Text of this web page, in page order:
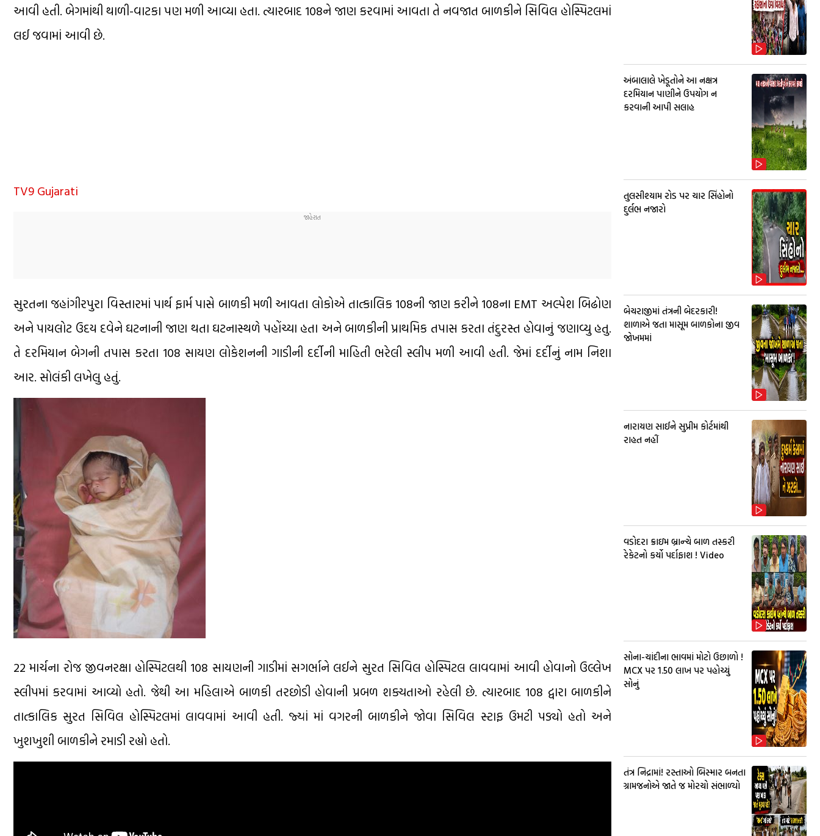
આવી હતી. બેગમાંથી થાળી-વાટકા પણ મળી આવ્યા હતા. ત્યારબાદ 108ને જાણ કરવામાં આવતા તે નવજાત બાળકીને સિવિલ હોસ્પિટલમાં
લઈ જવામાં આવી છે.
TV9 Gujarati
સુરતના જહાંગીરપુરા વિસ્તારમાં પાર્થ ફાર્મ પાસે બાળકી મળી આવતા લોકોએ તાત્કાલિક 108ની જાણ કરીને 108ના EMT અલ્પેશ બિઢોણ
અને પાયલોટ ઉદય દવેને ઘટનાની જાણ થતા ઘટનાસ્થળે પહોંચ્યા હતા અને બાળકીની પ્રાથમિક તપાસ કરતા તંદુરસ્ત હોવાનું જણાવ્યુ હતુ.
તે દરમિયાન બેગની તપાસ કરતા 108 સાયણ લોકેશનની ગાડીની દર્દીની માહિતી ભરેલી સ્લીપ મળી આવી હતી. જેમાં દર્દીનું નામ નિશા
આર. સોલંકી લખેલુ હતું.
22 માર્ચના રોજ જીવનરક્ષા હોસ્પિટલથી 108 સાયણની ગાડીમાં સગર્ભાને લઈને સુરત સિવિલ હોસ્પિટલ લાવવામાં આવી હોવાનો ઉલ્લેખ
સ્લીપમાં કરવામાં આવ્યો હતો. જેથી આ મહિલાએ બાળકી તરછોડી હોવાની પ્રબળ શક્યતાઓ રહેલી છે. ત્યારબાદ 108 દ્વારા બાળકીને
તાત્કાલિક સુરત સિવિલ હોસ્પિટલમાં લાવવામાં આવી હતી. જ્યાં માં વગરની બાળકીને જોવા સિવિલ સ્ટાફ ઉમટી પડ્યો હતો અને
ખુશખુશી બાળકીને રમાડી રહ્યો હતો.
અંબાલાલે ખેડૂતોને આ નક્ષત્ર
દરમિયાન પાણીને ઉપયોગ ન
કરવાની આપી સલાહ
તુલસીશ્યામ રોડ પર ચાર સિંહોનો
દુર્લભ નજારો
બેચરાજીમાં તંત્રની બેદરકારી!
શાળાએ જતા માસૂમ બાળકોના જીવ
જોખમમાં
નારાયણ સાઈને સુપ્રીમ કોર્ટમાંથી
રાહત નહીં
વડોદરા ક્રાઇમ બ્રાન્ચે બાળ તસ્કરી
રેકેટનો કર્યો પર્દાફાશ ! Video
સોના-ચાંદીના ભાવમાં મોટો ઉછાળો !
MCX પર ₹1.50 લાખ પર પહોચ્યું
સોનું
તંત્ર નિદ્રામાં! રસ્તાઓ બિસ્માર બનતા
ગ્રામજનોએ જાતે જ મોરચો સંભાળ્યો